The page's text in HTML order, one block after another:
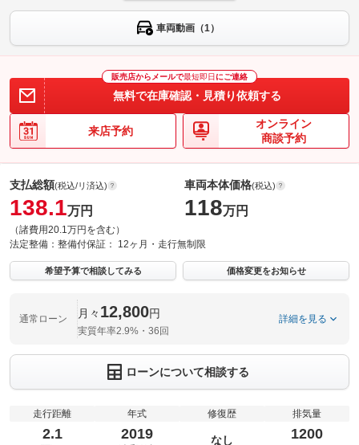
車両動画（1）
販売店からメールで最短即日 にご連絡
無料で在庫確認・見積り依頼する
来店予約
オンライン
商談予約
支払総額(税込/リ済込)
138.1万円
（諸費用20.1万円を含む）
車両本体価格(税込)
118万円
法定整備： 整備付保証： 12ヶ月・走行無制限
希望予算で相談してみる 価格変更をお知らせ
通常ローン 月々 12,800円
実質年率2.9%・36回
詳細を見る
ローンについて相談する
走行距離
2.1
年式
2019
修復歴
なし
排気量
1200